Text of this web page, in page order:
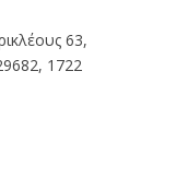
63,
1722